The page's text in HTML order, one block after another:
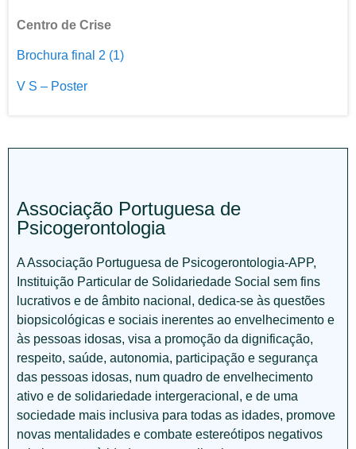
Centro de Crise
Brochura final 2 (1)
V S – Poster
Associação Portuguesa de
Psicogerontologia
A Associação Portuguesa de Psicogerontologia-APP,
Instituição Particular de Solidariedade Social sem fins
lucrativos e de âmbito nacional, dedica-se às questões
biopsicológicas e sociais inerentes ao envelhecimento e
às pessoas idosas, visa a promoção da dignificação,
respeito, saúde, autonomia, participação e segurança
das pessoas idosas, num quadro de envelhecimento
ativo e de solidariedade intergeracional, e de uma
sociedade mais inclusiva para todas as idades, promove
novas mentalidades e combate estereótipos negativos